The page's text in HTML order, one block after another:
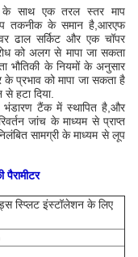
के साथ एक तरल स्तर माप
माप तकनीक के समान है,आरएफ
ढाल सर्किट और एक चॉपर
को अलग से मापा जा सकता
भौतिकी के नियमों के अनुसार
के प्रभाव को मापा जा सकता है
हटा दिया.
भंडारण टैंक में स्थापित है,और
जांच के माध्यम से प्राप्त
सामग्री के माध्यम से लूप
स्प्लिट इंस्टॉलेशन के लिए